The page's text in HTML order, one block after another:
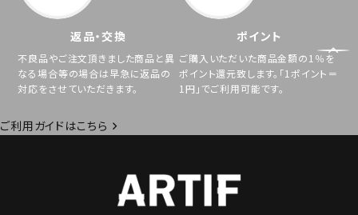
返品・交換
不良品やご注文頂きました商品と異
なる場合等の場合は早急に返品の
対応をさせていただきます。
ポイント
ご購入いただいた商品金額の1％を
ポイント還元致します。「1ポイント＝
1円」でご利用可能です。
ご利用ガイドはこちら